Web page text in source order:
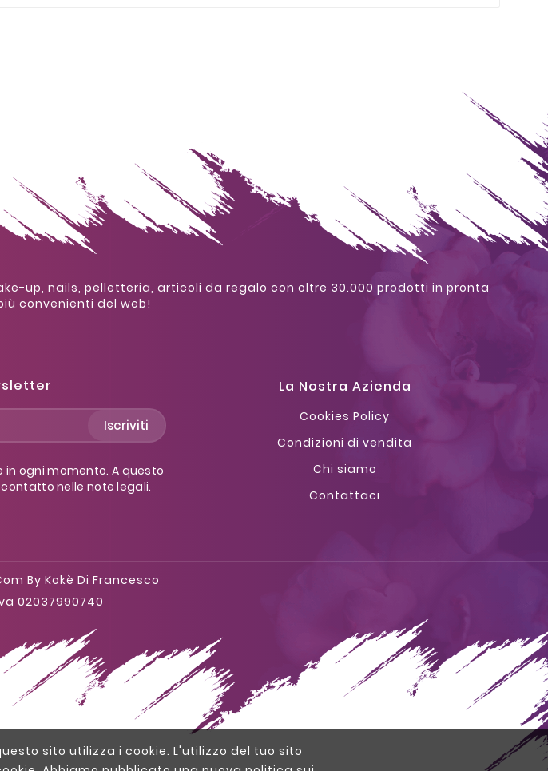
sito utilizza i cookie. L'utilizzo del tuo sito
up, nails, pelletteria, articoli da regalo con oltre 30.000 prodotti in pronta
convenienti del web!
Iscriviti
in ogni momento. A questo
nelle note legali.
La Nostra Azienda
Cookies Policy
Condizioni di vendita
Chi siamo
Contattaci
By Kokè Di Francesco
02037990740